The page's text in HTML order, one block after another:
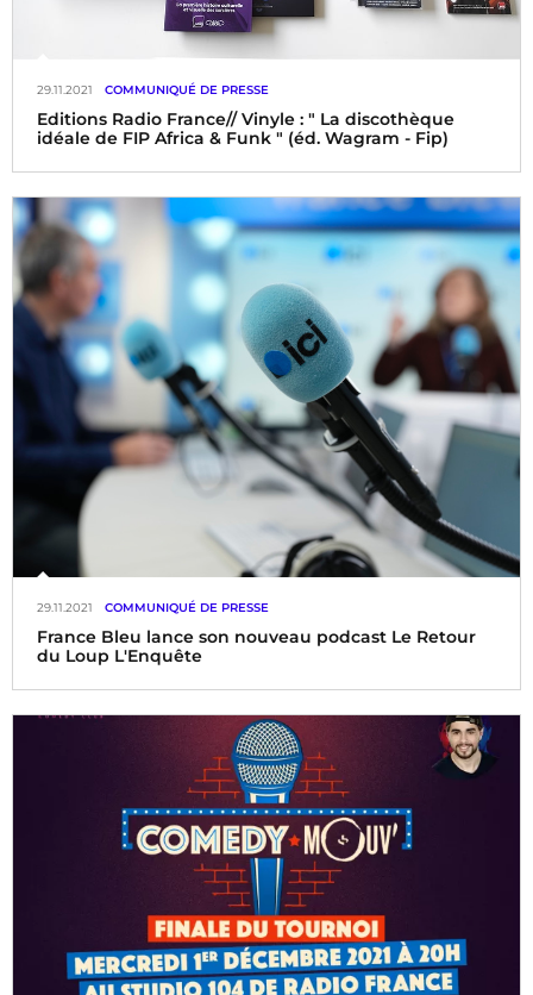
Editions Radio France// Vinyle : " La discothèque
idéale de FIP Africa & Funk " (éd. Wagram - Fip)
29.11.2021 COMMUNIQUÉ DE PRESSE
France Bleu lance son nouveau podcast Le Retour
du Loup L'Enquête
29.11.2021 COMMUNIQUÉ DE PRESSE